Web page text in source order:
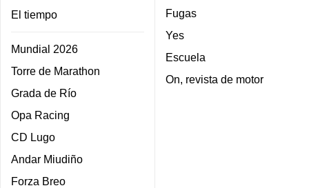
El tiempo
Mundial 2026
Torre de Marathon
Grada de Río
Opa Racing
CD Lugo
Andar Miudiño
Forza Breo
Fugas
Yes
Escuela
On, revista de motor